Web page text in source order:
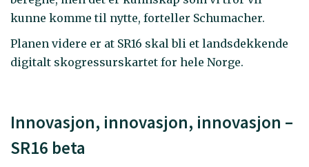
kunne komme til nytte, forteller Schumacher.
Planen videre er at SR16 skal bli et landsdekkende
digitalt skogressurskartet for hele Norge.
Innovasjon, innovasjon, innovasjon –
SR16 beta